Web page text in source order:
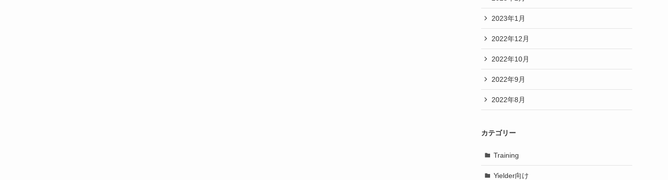
2023年1月
2022年12月
2022年10月
2022年9月
2022年8月
カテゴリー
Training
Yielder向け